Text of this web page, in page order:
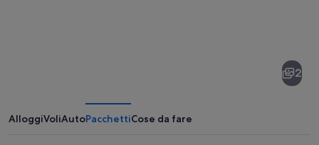
2
AlloggiVoliAutoPacchettiCose da fare